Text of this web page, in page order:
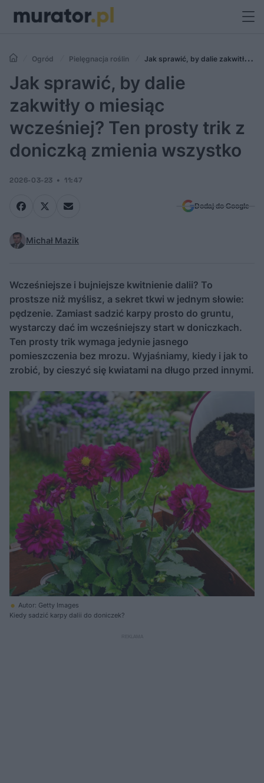
Ogród Pielęgnacja roślin
Jak sprawić, by dalie zakwitły o
miesiąc wcześniej? Ten prosty trik z doniczką zmienia wszystko
Jak sprawić, by dalie
zakwitły o miesiąc
wcześniej? Ten prosty trik z
doniczką zmienia wszystko
2026-03-23 11:47
Dodaj do Google
Michał Mazik
Wcześniejsze i bujniejsze kwitnienie dalii? To
prostsze niż myślisz, a sekret tkwi w jednym słowie:
pędzenie. Zamiast sadzić karpy prosto do gruntu,
wystarczy dać im wcześniejszy start w doniczkach.
Ten prosty trik wymaga jedynie jasnego
pomieszczenia bez mrozu. Wyjaśniamy, kiedy i jak to
zrobić, by cieszyć się kwiatami na długo przed innymi.
Autor: Getty Images
Kiedy sadzić karpy dalii do doniczek?